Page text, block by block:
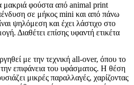
μακριά φούστα από animal print
σε μήκος mini και από πάνω
ψηλόμεση και έχει λάστιχο στο
Διαθέτει επίσης υφαντή ετικέτα
με την τεχνική all-over, όπου το
επιφάνεια του υφάσματος. Η θέση
μικρές παραλλαγές, χαρίζοντας